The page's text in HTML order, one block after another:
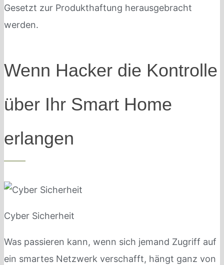
Gesetzt zur Produkthaftung herausgebracht
werden.
Wenn Hacker die Kontrolle
über Ihr Smart Home
erlangen
Cyber Sicherheit
Was passieren kann, wenn sich jemand Zugriff auf
ein smartes Netzwerk verschafft, hängt ganz von